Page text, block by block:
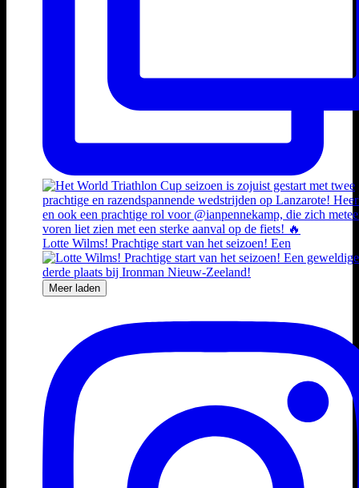
Lotte Wilms! Prachtige start van het seizoen! Een
Meer laden